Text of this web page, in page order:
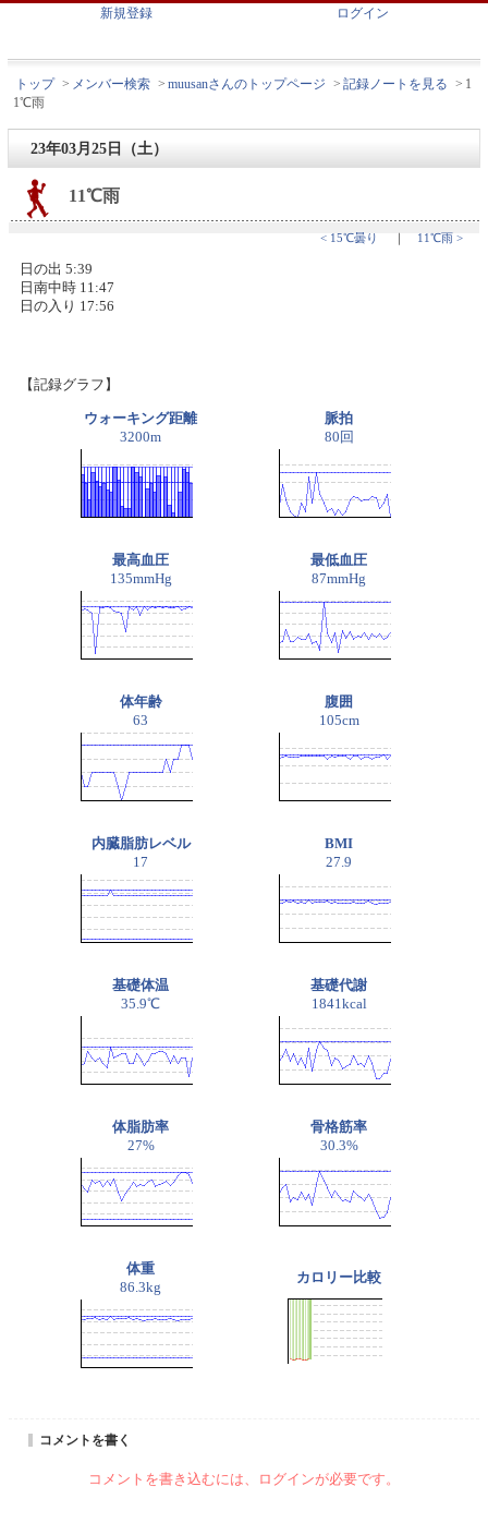
新規登録 ログイン
トップ > メンバー検索 > muusanさんのトップページ > 記録ノートを見る > 1
1℃雨
23年03月25日（土）
11℃雨
< 15℃曇り ｜ 11℃雨 >
日の出 5:39
日南中時 11:47
日の入り 17:56
【記録グラフ】
ウォーキング距離
3200m
脈拍
80回
最高血圧
135mmHg
最低血圧
87mmHg
体年齢
63
腹囲
105cm
内臓脂肪レベル
17
BMI
27.9
基礎体温
35.9℃
基礎代謝
1841kcal
体脂肪率
27%
骨格筋率
30.3%
体重
86.3kg
カロリー比較
コメントを書く
コメントを書き込むには、ログインが必要です。